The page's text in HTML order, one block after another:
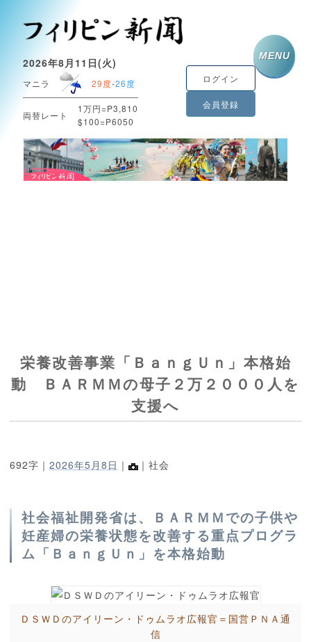
2026年8月11日(火)
マニラ 29度-26度
両替レート
1万円=P3,810
$100=P6050
ログイン
会員登録
MENU
栄養改善事業「ＢａｎｇＵｎ」本格始
動 ＢＡＲＭＭの母子２万２０００人を
支援へ
692字｜ 2026年5月8日 ｜ ｜社会
社会福祉開発省は、ＢＡＲＭＭでの子供や
妊産婦の栄養状態を改善する重点プログラ
ム「ＢａｎｇＵｎ」を本格始動
ＤＳＷＤのアイリーン・ドゥムラオ広報官＝国営ＰＮＡ通
信